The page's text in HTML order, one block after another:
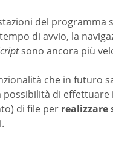
del programma
di avvio, la
sono ancora più
che in futuro
possibilità di effettuare
di file per realizzare